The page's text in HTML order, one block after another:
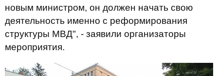
новым министром, он должен начать свою
деятельность именно с реформирования
структуры МВД", - заявили организаторы
мероприятия.